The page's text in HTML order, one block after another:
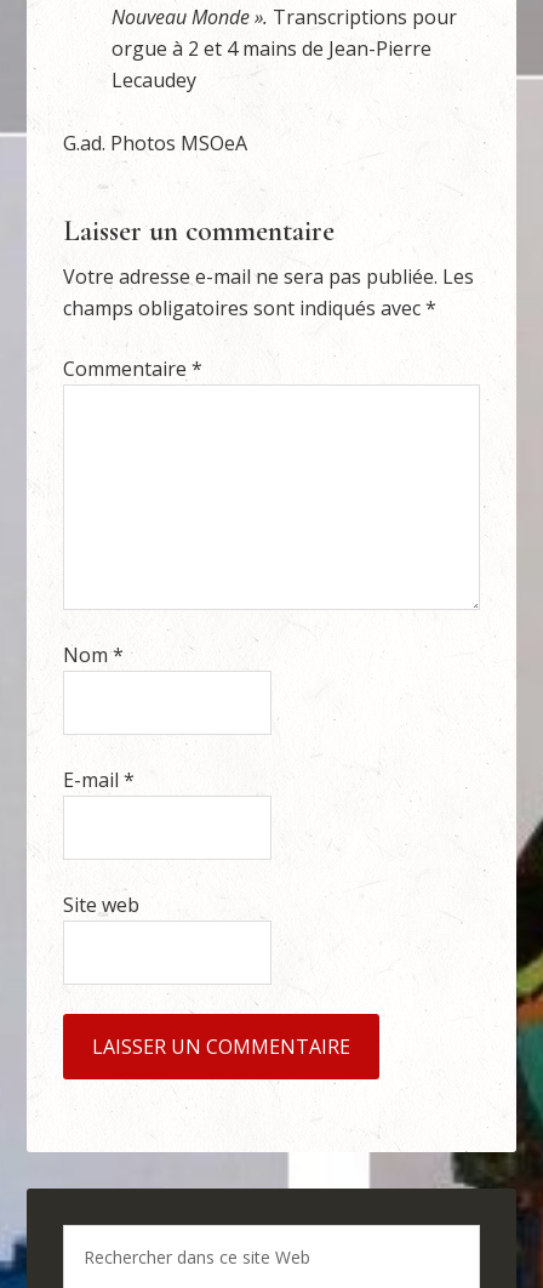
Nouveau Monde ». Transcriptions pour
orgue à 2 et 4 mains de Jean-Pierre
Lecaudey
G.ad. Photos MSOeA
Laisser un commentaire
Votre adresse e-mail ne sera pas publiée. Les
champs obligatoires sont indiqués avec*
Commentaire*
Nom*
E-mail*
Site web